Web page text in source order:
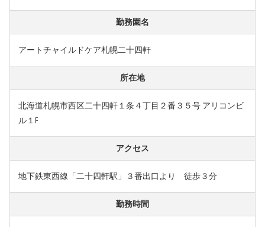
勤務園名
アートチャイルドケア札幌二十四軒
所在地
北海道札幌市西区二十四軒１条４丁目２番３５号 アリコンビ
ル１F
アクセス
地下鉄東西線「二十四軒駅」３番出口より 徒歩３分
勤務時間